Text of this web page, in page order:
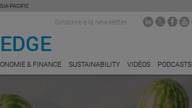
PACIFIC
S'inscrire à la newsletter
& FINANCE SUSTAINABILITY VIDÉOS PODCASTS